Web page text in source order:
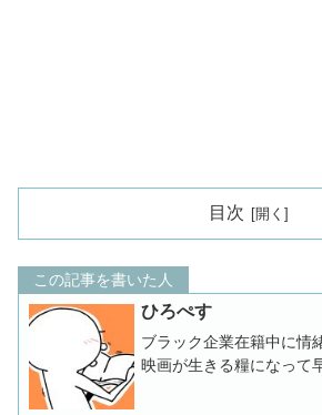
目次
この記事を書いた人
ひろぺす
ブラック企業在籍中に情
映画が生きる糧になって